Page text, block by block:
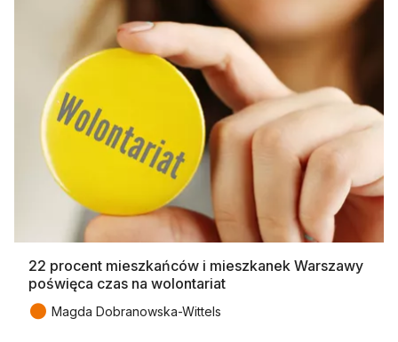
22 procent mieszkańców i mieszkanek Warszawy
poświęca czas na wolontariat
● Magda Dobranowska-Wittels